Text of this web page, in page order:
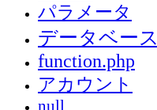
パラメータ
データベース
function.php
アカウント
null